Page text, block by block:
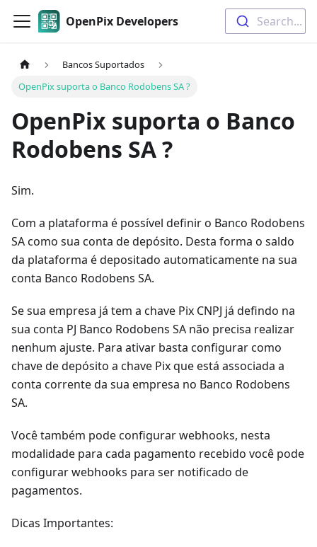
OpenPix Developers Search...
Bancos Suportados
OpenPix suporta o Banco Rodobens SA ?
OpenPix suporta o Banco
Rodobens SA ?
Sim.
Com a plataforma é possível definir o Banco Rodobens
SA como sua conta de depósito. Desta forma o saldo
da plataforma é depositado automaticamente na sua
conta Banco Rodobens SA.
Se sua empresa já tem a chave Pix CNPJ já defindo na
sua conta PJ Banco Rodobens SA não precisa realizar
nenhum ajuste. Para ativar basta configurar como
chave de depósito a chave Pix que está associada a
conta corrente da sua empresa no Banco Rodobens
SA.
Você também pode configurar webhooks, nesta
modalidade para cada pagamento recebido você pode
configurar webhooks para ser notificado de
pagamentos.
Dicas Importantes: